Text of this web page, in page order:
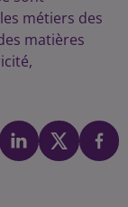
métiers des
matières